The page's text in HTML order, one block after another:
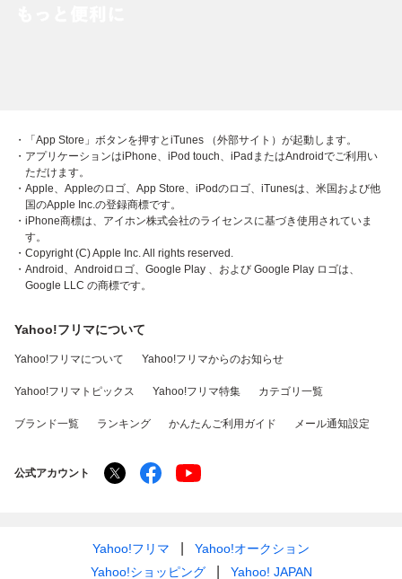
・「App Store」ボタンを押すとiTunes （外部サイト）が起動します。
・アプリケーションはiPhone、iPod touch、iPadまたはAndroidでご利用い
ただけます。
・Apple、Appleのロゴ、App Store、iPodのロゴ、iTunesは、米国および他
国のApple Inc.の登録商標です。
・iPhone商標は、アイホン株式会社のライセンスに基づき使用されていま
す。
・Copyright (C) Apple Inc. All rights reserved.
・Android、Androidロゴ、Google Play 、および Google Play ロゴは、
Google LLC の商標です。
Yahoo!フリマについて
Yahoo!フリマについて Yahoo!フリマからのお知らせ
Yahoo!フリマトピックス Yahoo!フリマ特集 カテゴリ一覧
ブランド一覧 ランキング かんたんご利用ガイド メール通知設定
公式アカウント
Yahoo!フリマ
Yahoo!オークション
Yahoo!ショッピング
Yahoo! JAPAN